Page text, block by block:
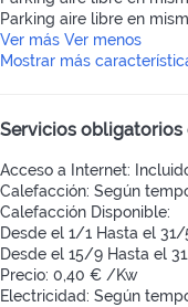
Parking aire libre en
Ver más Ver menos
Mostrar más
Servicios obligatorios
Acceso a Internet:
Calefacción: Según
Calefacción Disponible:
Desde el 1/1 Hasta el 31/
Desde el 15/9 Hasta el
Precio: 0,40 € /Kw
Electricidad: Según